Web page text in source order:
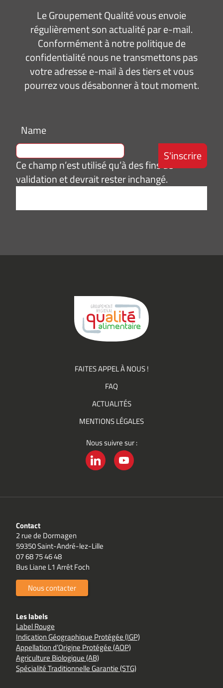
Le Groupement Qualité vous envoie
régulièrement son actualité par e-mail.
Conformément à notre politique de
confidentialité nous ne transmettons pas
votre adresse e-mail à des tiers et vous
pourrez vous désabonner à tout moment.
Name
Ce champ n’est utilisé qu’à des fins de
validation et devrait rester inchangé.
e-
FAITES APPEL À NOUS !
FAQ
ACTUALITÉS
MENTIONS LÉGALES
Nous suivre sur :
Contact
2 rue de Dormagen
59350 Saint-André-lez-Lille
07 68 75 46 48
Bus Liane L1 Arrêt Foch
Nous contacter
Les labels
Label Rouge
Indication Géographique Protégée (IGP)
Appellation d’Origine Protégée (AOP)
Agriculture Biologique (AB)
Spécialité Traditionnelle Garantie (STG)